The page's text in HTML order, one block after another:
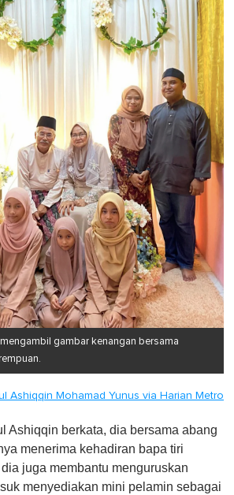
gambar kenangan bersama
Ashiqqin Mohamad Yunus via Harian Metro
Ashiqqin berkata, dia bersama abang
menerima kehadiran bapa tiri
juga membantu menguruskan
menyediakan mini pelamin sebagai